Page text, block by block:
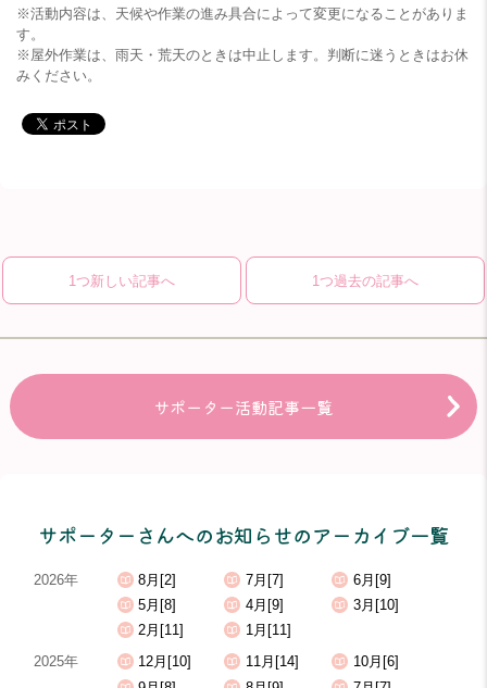
※活動内容は、天候や作業の進み具合によって変更になることがありま
す。
※屋外作業は、雨天・荒天のときは中止します。判断に迷うときはお休
みください。
1つ新しい記事へ 1つ過去の記事へ
サポーター活動記事一覧
サポーターさんへのお知らせのアーカイブ一覧
2026年 8月[2] 7月[7]
6月[9]
5月[8]
4月[9]
3月[10]
2月[11]
1月[11]
2025年
12月[10] 11月[14]
10月[6]